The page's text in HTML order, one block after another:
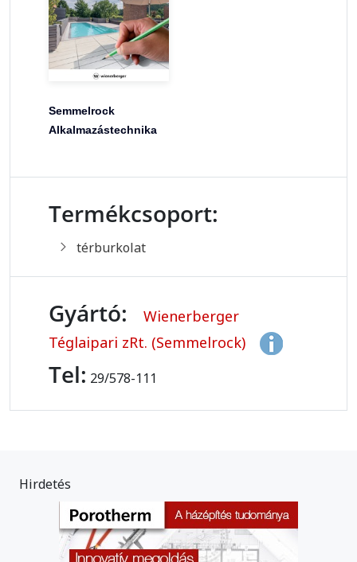
Semmelrock
Alkalmazástechnika
Termékcsoport:
térburkolat
Gyártó:
Wienerberger
Téglaipari zRt. (Semmelrock)
Tel: 29/578-111
Hirdetés